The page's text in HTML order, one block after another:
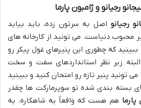
رجیانو و ژامبون پارما
رجیانو اصل به سرتون زده، باید بیاید
محبوب دنیاست. می تونید از کارخانه های
ببینید که چطوری این پنیرهای غول پیکر رو
زیر نظر استانداردهای سفت و سخت
تونید پنیر تازه رو امتحان کنید و ببینید
بسته بندی شده تو سوپرمارکت ها چقدر
پارما هم هست که واقعاً یه شاهکاره. یه